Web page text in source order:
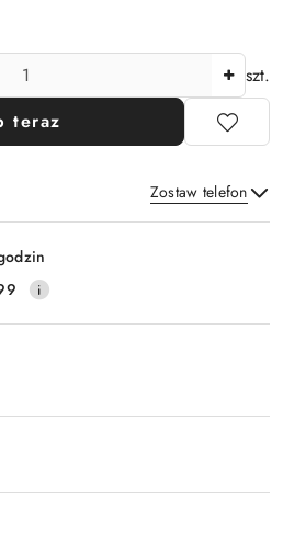
szt.
teraz
Zostaw telefon
Wyślij